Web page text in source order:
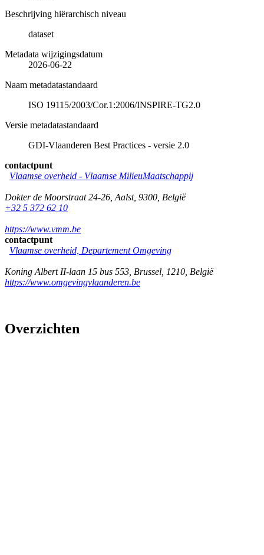
Beschrijving hiërarchisch niveau
dataset
Metadata wijzigingsdatum
2026-06-22
Naam metadatastandaard
ISO 19115/2003/Cor.1:2006/INSPIRE-TG2.0
Versie metadatastandaard
GDI-Vlaanderen Best Practices - versie 2.0
contactpunt
Vlaamse overheid - Vlaamse MilieuMaatschappij
Dokter de Moorstraat 24-26 Aalst, 9300 België
+32 5 372 62 10
https://www.vmm.be
contactpunt
Vlaamse overheid, Departement Omgeving
Koning Albert II-laan 15 bus 553 Brussel 1210 België
https://www.omgevingvlaanderen.be
Overzichten